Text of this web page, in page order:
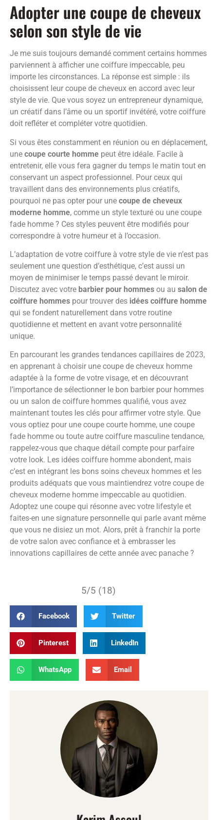
Adopter une coupe de cheveux
selon son style de vie
Je me suis toujours demandé comment certains hommes
parviennent à afficher une coiffure impeccable, peu
importe les circonstances. La réponse est simple : ils
choisissent leur coupe de cheveux en accord avec leur
style de vie. Que vous soyez un entrepreneur dynamique,
un créatif dans l’âme ou un sportif invétéré, votre coiffure
doit refléter et compléter votre quotidien.
Si vous êtes constamment en réunion ou en déplacement,
une coupe courte homme peut être idéale. Facile à
entretenir, elle vous fera gagner du temps le matin tout en
conservant un aspect professionnel. Pour ceux qui
travaillent dans des environnements plus créatifs,
pourquoi ne pas opter pour une coupe de cheveux
moderne homme, comme un style texturé ou une coupe
fade homme ? Ces styles peuvent être modifiés pour
correspondre à votre humeur et à l’occasion.
L’adaptation de votre coiffure à votre style de vie n’est pas
seulement une question d’esthétique, c’est aussi un
moyen de minimiser le temps passé devant le miroir.
Discutez avec votre barbier pour hommes ou au salon de
coiffure hommes pour trouver des idées coiffure homme
qui se fondent naturellement dans votre routine
quotidienne et mettent en avant votre personnalité
unique.
En parcourant les grandes tendances capillaires de 2023,
en apprenant à choisir une coupe de cheveux homme
adaptée à la forme de votre visage, et en découvrant
l’importance de sélectionner le bon barbier pour hommes
ou un salon de coiffure hommes qualifié, vous avez
maintenant toutes les clés pour affirmer votre style. Que
vous optiez pour une coupe courte homme, une coupe
fade homme ou toute autre coiffure masculine tendance,
rappelez-vous que chaque détail compte pour parfaire
votre look. Les idées coiffure homme abondent, mais
c’est en intégrant les bons soins cheveux hommes et les
produits adéquats que vous maintiendrez votre coupe de
cheveux moderne homme impeccable au quotidien.
Adoptez une coupe qui résonne avec votre lifestyle et
faites-en une signature personnelle qui parle avant même
que vous ne disiez un mot. Alors, prêt à franchir la porte
de votre salon avec confiance et à embrasser les
innovations capillaires de cette année avec panache ?
5/5 (18)
Facebook Twitter
Pinterest LinkedIn
WhatsApp Email